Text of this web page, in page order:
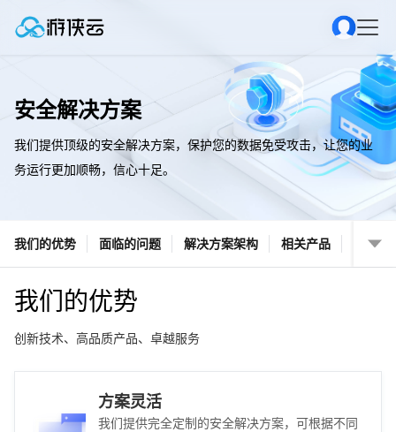
安全解决方案
我们提供顶级的安全解决方案，保护您的数据免受攻击，让您的业
务运行更加顺畅，信心十足。
我们的优势 面临的问题 解决方案架构 相关产品
我们的优势
创新技术、高品质产品、卓越服务
方案灵活
我们提供完全定制的安全解决方案，可根据不同